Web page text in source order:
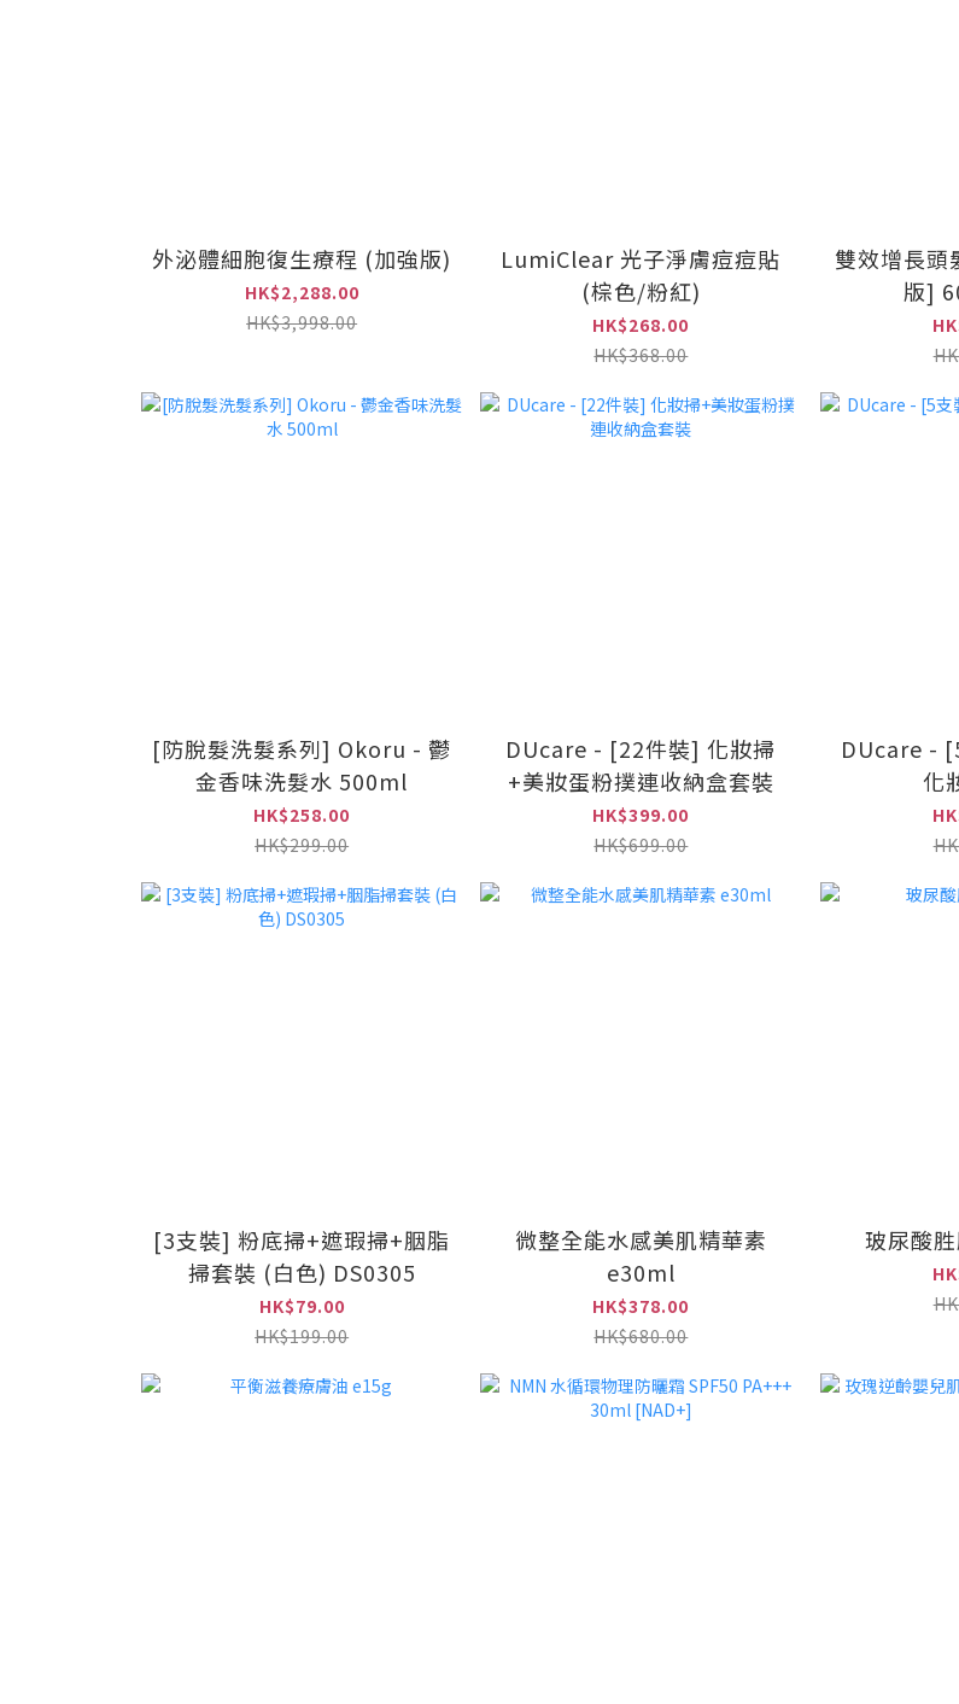
外泌體細胞復生療程 (加強版)
HK$2,288.00
HK$3,998.00
LumiClear 光子淨膚痘痘貼
(棕色/粉紅)
HK$268.00
HK$368.00
雙效增長頭
版]
[防脫髮洗髮系列] Okoru - 鬱
金香味洗髮水 500ml
HK$258.00
HK$299.00
DUcare - [22件裝] 化妝掃
+美妝蛋粉撲連收納盒套裝
HK$399.00
HK$699.00
DUcare -
化
[3支裝] 粉底掃+遮瑕掃+胭脂
掃套裝 (白色) DS0305
HK$79.00
HK$199.00
微整全能水感美肌精華素
e30ml
HK$378.00
HK$680.00
玻尿酸